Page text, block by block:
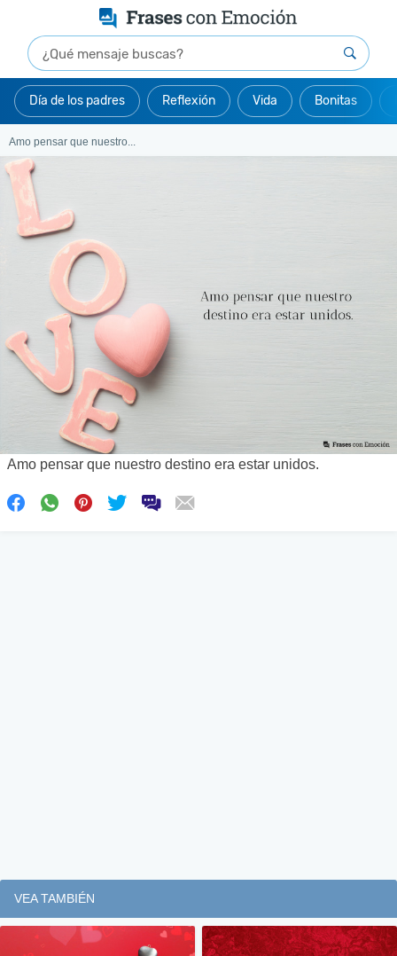
Día de los padres Reflexión Vida Bonitas
Amo pensar que nuestro...
Amo pensar que nuestro destino era estar unidos.
VEA TAMBIÉN